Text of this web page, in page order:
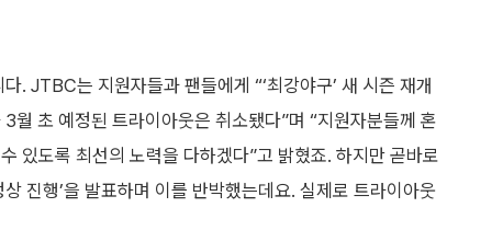
. JTBC는 지원자들과 팬들에게 “‘최강야구’ 새 시즌 재개
월 초 예정된 트라이아웃은 취소됐다”며 “지원자분들께 혼
있도록 최선의 노력을 다하겠다”고 밝혔죠. 하지만 곧바로
진행’을 발표하며 이를 반박했는데요. 실제로 트라이아웃